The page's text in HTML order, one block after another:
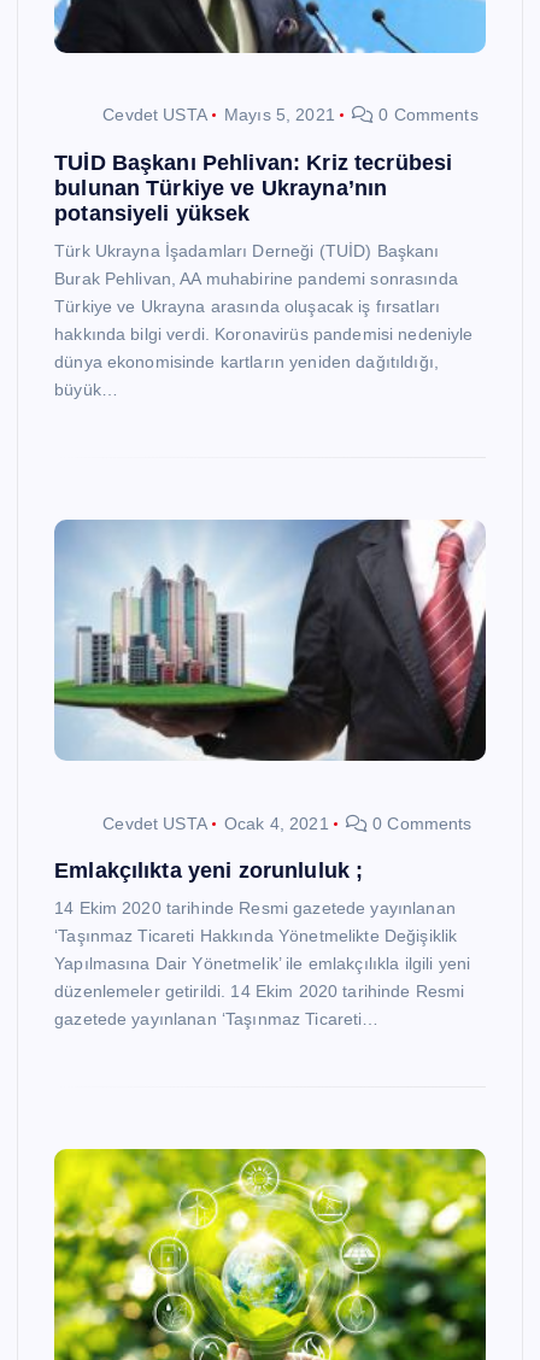
Cevdet USTA Mayıs 5, 2021 0 Comments
TUİD Başkanı Pehlivan: Kriz tecrübesi
bulunan Türkiye ve Ukrayna’nın
potansiyeli yüksek
Türk Ukrayna İşadamları Derneği (TUİD) Başkanı
Burak Pehlivan, AA muhabirine pandemi sonrasında
Türkiye ve Ukrayna arasında oluşacak iş fırsatları
hakkında bilgi verdi. Koronavirüs pandemisi nedeniyle
dünya ekonomisinde kartların yeniden dağıtıldığı,
büyük…
Cevdet USTA Ocak 4, 2021 0 Comments
Emlakçılıkta yeni zorunluluk ;
14 Ekim 2020 tarihinde Resmi gazetede yayınlanan
‘Taşınmaz Ticareti Hakkında Yönetmelikte Değişiklik
Yapılmasına Dair Yönetmelik’ ile emlakçılıkla ilgili yeni
düzenlemeler getirildi. 14 Ekim 2020 tarihinde Resmi
gazetede yayınlanan ‘Taşınmaz Ticareti…